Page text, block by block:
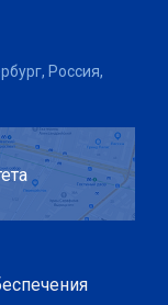
Россия,